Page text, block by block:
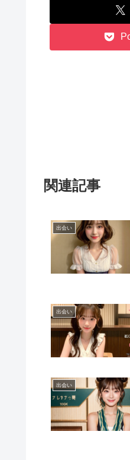
関連記事
出会い
出会い
出会い